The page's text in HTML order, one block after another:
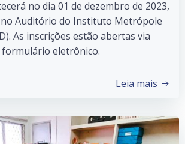
no dia 01 de dezembro de 2023,
no Auditório do Instituto Metrópole
As inscrições estão abertas via
formulário eletrônico.
Leia mais